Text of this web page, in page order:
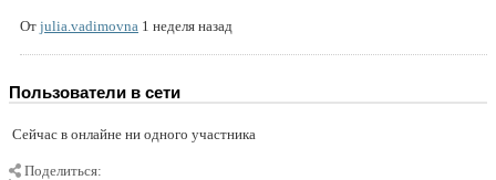
От julia.vadimovna 1 неделя назад
Пользователи в сети
Сейчас в онлайне ни одного участника
Поделиться: